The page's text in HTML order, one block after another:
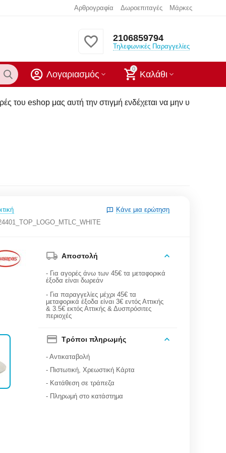
Αρθρογραφία Δωροεπιταγές Μάρκες
2106859794
Τηλεφωνικές Παραγγελίες
0
Καλάθι
Λογαριασμός
την στιγμή ενδέχεται να μην υπάρχουν στα καταστήματα
Κάνε μια ερώτηση
Αποστολή
- Για αγορές άνω των 45€ τα μεταφορικά
έξοδα είναι δωρεάν
- Για παραγγελίες μέχρι 45€ τα
μεταφορικά έξοδα είναι 3€ εντός Αττικής
& 3.5€ εκτός Αττικής & Δυσπρόσιτες
περιοχές
Τρόποι πληρωμής
- Αντικαταβολή
- Πιστωτική, Χρεωστική Κάρτα
- Κατάθεση σε τράπεζα
- Πληρωμή στο κατάστημα